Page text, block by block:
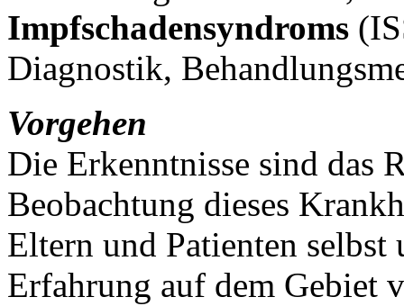
Impfschadensyndroms
Diagnostik,
Vorgehen
Die Erkenntnisse sind das
Beobachtung dieses
Eltern und Patienten
Erfahrung auf dem Gebiet